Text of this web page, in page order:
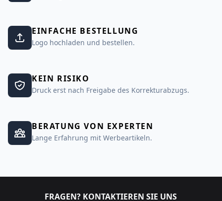
EINFACHE BESTELLUNG
Logo hochladen und bestellen.
KEIN RISIKO
Druck erst nach Freigabe des Korrekturabzugs.
BERATUNG VON EXPERTEN
Lange Erfahrung mit Werbeartikeln.
FRAGEN? KONTAKTIEREN SIE UNS